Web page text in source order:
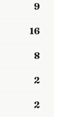
9
16
8
2
2